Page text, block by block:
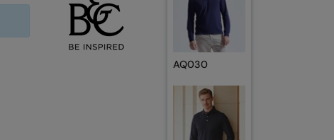
AQ030